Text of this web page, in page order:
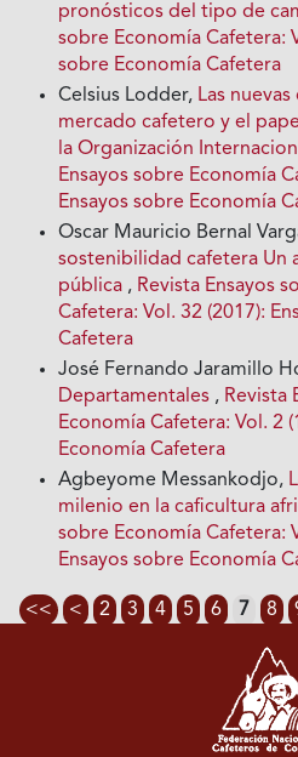
pronósticos del tipo de
sobre Economía Cafetera:
sobre Economía Cafetera
Celsius Lodder, Las
mercado cafetero y el
la Organización
Ensayos sobre Economía
Ensayos sobre Economía
Oscar Mauricio Bernal
sostenibilidad cafetera Un
pública , Revista Ensayos
Cafetera: Vol. 32 (2017):
Cafetera
José Fernando Jaramillo
Departamentales , Revista
Economía Cafetera: Vol. 2
Economía Cafetera
Agbeyome Messankodjo,
milenio en la caficultura
sobre Economía Cafetera:
Ensayos sobre Economía
<< < 2 3 4 5 6 7 8